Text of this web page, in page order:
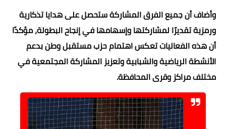
وأضاف أن جميع الفرق المشاركة ستحصل على هدايا تذكارية
ورمزية تقديرًا لمشاركتها وإسهامها في إنجاح البطولة، مؤكدًا
أن هذه الفعاليات تعكس اهتمام حزب مستقبل وطن بدعم
الأنشطة الرياضية والشبابية وتعزيز المشاركة المجتمعية في
مختلف مراكز وقرى المحافظة.